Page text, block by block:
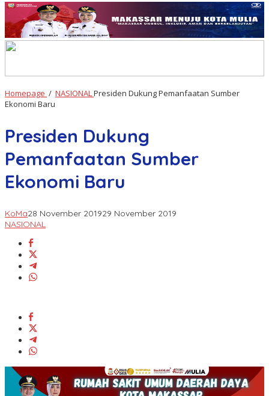
Homepage / NASIONALPresiden Dukung Pemanfaatan Sumber
Ekonomi Baru
Presiden Dukung
Pemanfaatan Sumber
Ekonomi Baru
KoMa28 November 201929 November 2019
NASIONAL